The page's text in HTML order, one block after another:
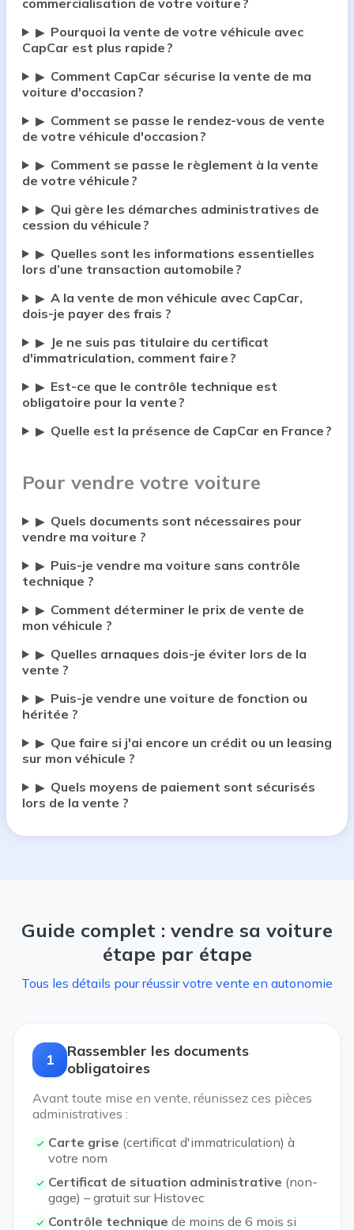
commercialisation de votre voiture ?
▶ Pourquoi la vente de votre véhicule avec
CapCar est plus rapide ?
▶ Comment CapCar sécurise la vente de ma
voiture d'occasion ?
▶ Comment se passe le rendez-vous de vente
de votre véhicule d'occasion ?
▶ Comment se passe le règlement à la vente
de votre véhicule ?
▶ Qui gère les démarches administratives de
cession du véhicule ?
▶ Quelles sont les informations essentielles
lors d’une transaction automobile ?
▶ A la vente de mon véhicule avec CapCar,
dois-je payer des frais ?
▶
Je ne suis pas titulaire du certificat
d'immatriculation, comment faire ?
▶ Est-ce que le contrôle technique est
obligatoire pour la vente ?
▶ Quelle est la présence de CapCar en France ?
Pour vendre votre voiture
▶ Quels documents sont nécessaires pour
vendre ma voiture ?
▶ Puis-je vendre ma voiture sans contrôle
technique ?
▶ Comment déterminer le prix de vente de
mon véhicule ?
▶ Quelles arnaques dois-je éviter lors de la
vente ?
▶ Puis-je vendre une voiture de fonction ou
héritée ?
▶ Que faire si j'ai encore un crédit ou un leasing
sur mon véhicule ?
▶ Quels moyens de paiement sont sécurisés
lors de la vente ?
Guide complet : vendre sa voiture
étape par étape
Tous les détails pour réussir votre vente en autonomie
1
Rassembler les documents
obligatoires
Avant toute mise en vente, réunissez ces pièces
administratives :
Carte grise (certificat d'immatriculation) à
votre nom
Certificat de situation administrative (non-
gage) – gratuit sur Histovec
Contrôle technique de moins de 6 mois si